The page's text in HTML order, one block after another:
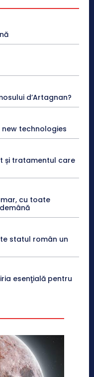
d’Artagnan?
new technologies
și tratamentul care
cu toate
statul român un
esenţială pentru